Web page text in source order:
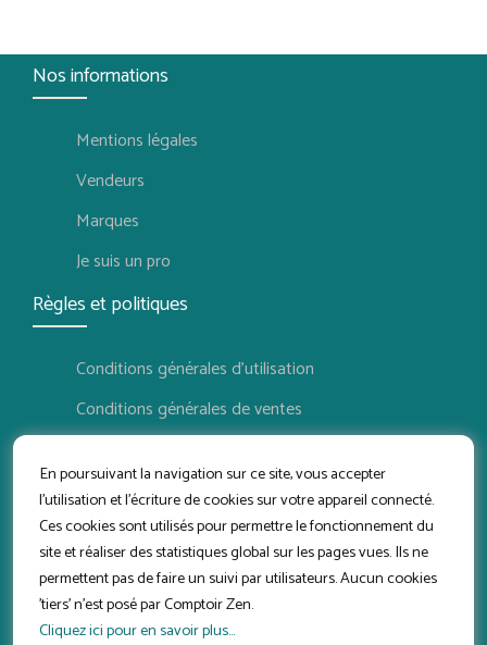
En poursuivant la navigation sur ce site, vous accepter
l'utilisation et l'écriture de cookies sur votre appareil connecté.
Ces cookies sont utilisés pour permettre le fonctionnement du
site et réaliser des statistiques global sur les pages vues. Ils ne
permettent pas de faire un suivi par utilisateurs. Aucun cookies
'tiers' n'est posé par Comptoir Zen.
Cliquez ici pour en savoir plus...
Nos informations
Mentions légales
Vendeurs
Marques
Je suis un pro
Règles et politiques
Conditions générales d'utilisation
Conditions générales de ventes
Politique de retour
Conditions d'utilisation vendeur
Suivez-nous